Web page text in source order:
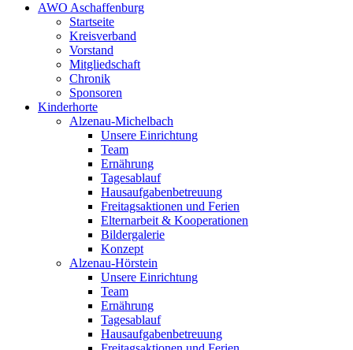
AWO Aschaffenburg
Startseite
Kreisverband
Vorstand
Mitgliedschaft
Chronik
Sponsoren
Kinderhorte
Alzenau-Michelbach
Unsere Einrichtung
Team
Ernährung
Tagesablauf
Hausaufgabenbetreuung
Freitagsaktionen und Ferien
Elternarbeit & Kooperationen
Bildergalerie
Konzept
Alzenau-Hörstein
Unsere Einrichtung
Team
Ernährung
Tagesablauf
Hausaufgabenbetreuung